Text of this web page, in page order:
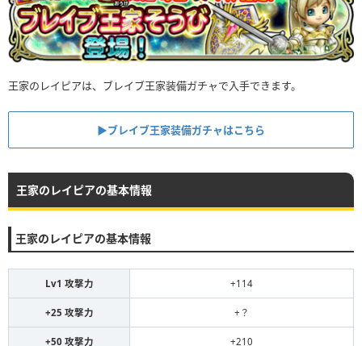
王家のレイピアは、ブレイブ王家装備ガチャで入手できます。
▶︎ブレイブ王家装備ガチャはこちら
王家のレイピアの基本情報
王家のレイピアの基本情報
Lv1 攻撃力 +114
+25 攻撃力 +？
+50 攻撃力 +210